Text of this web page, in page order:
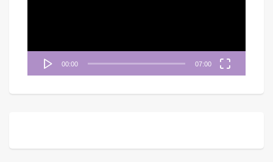
00:00 07:00